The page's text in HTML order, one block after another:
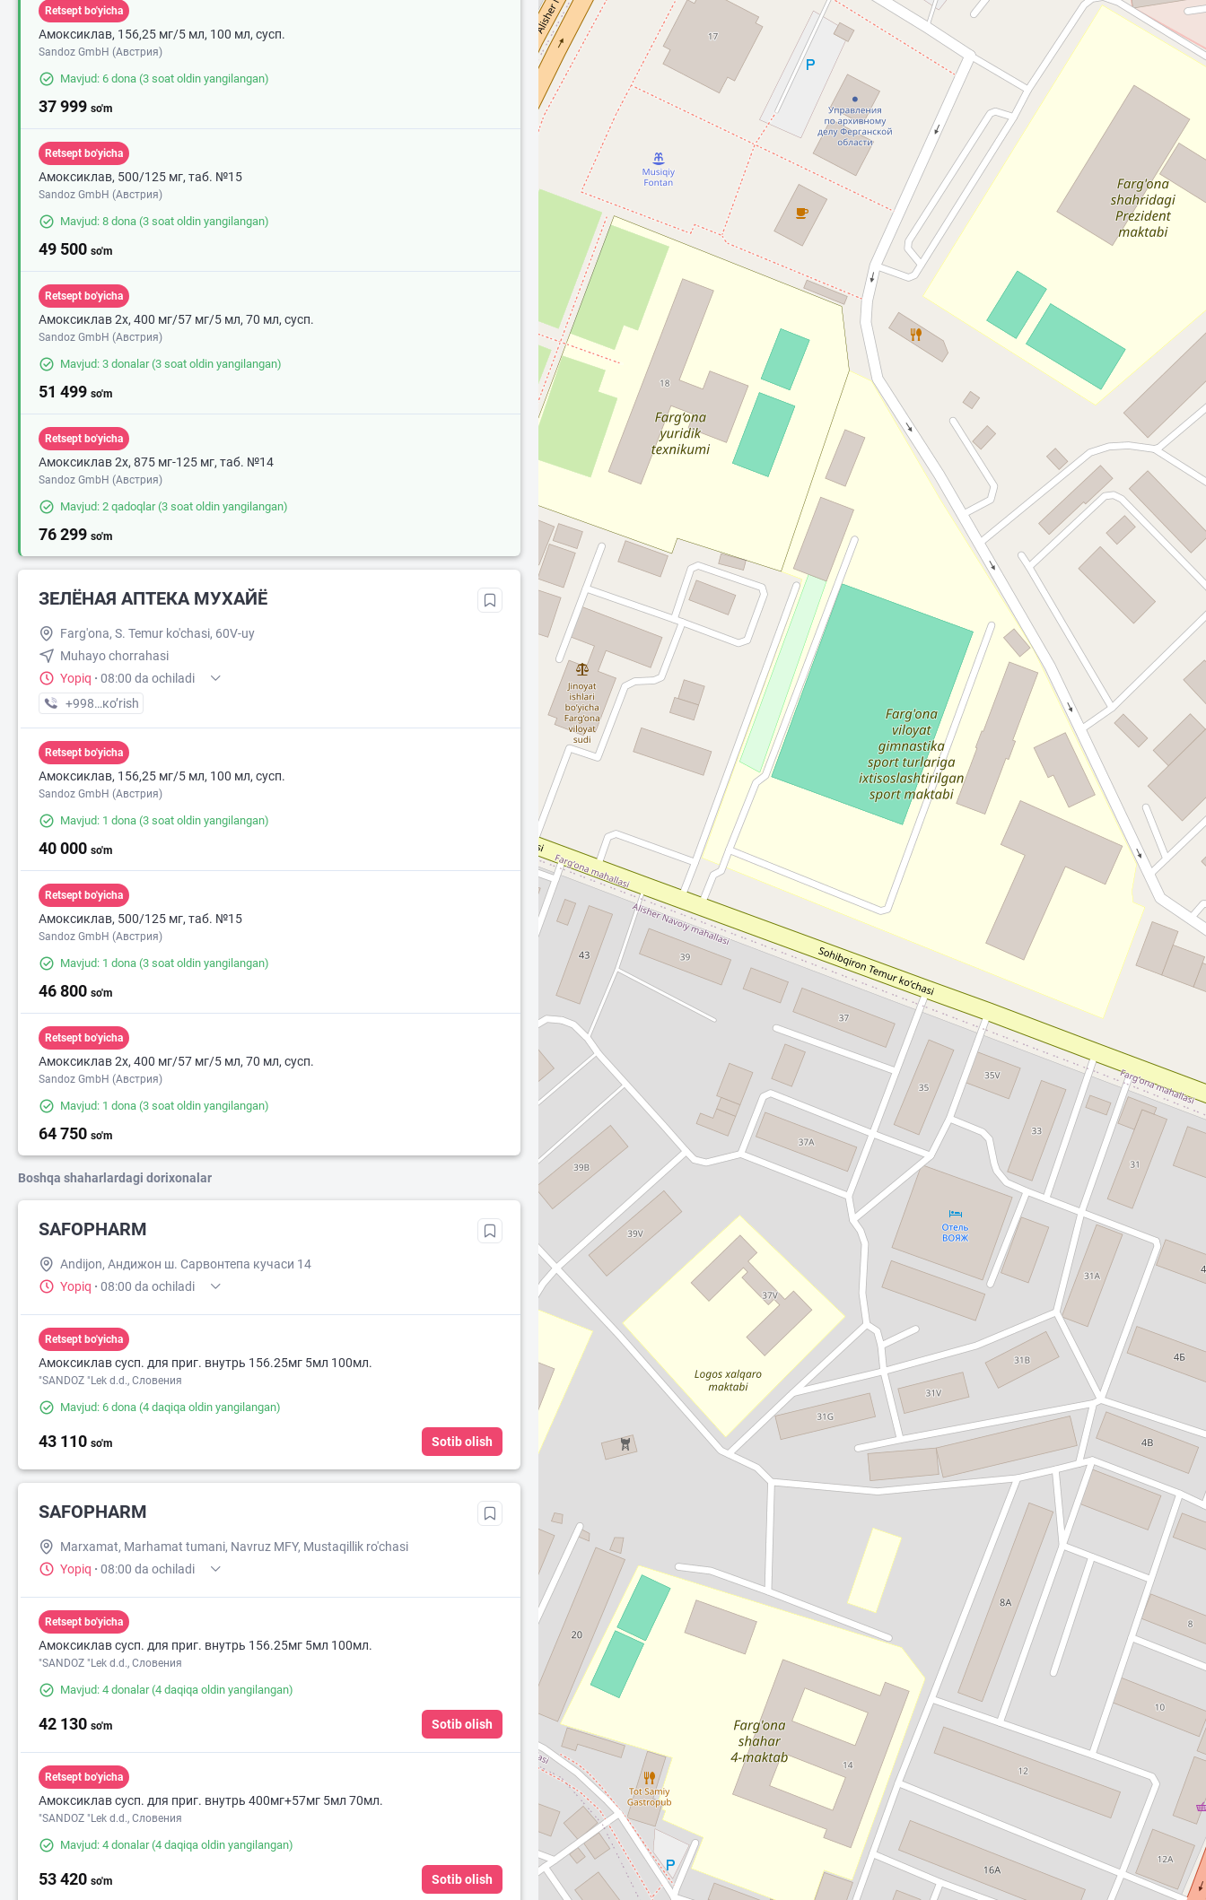
Retsept bo'yicha
Амоксиклав, 156,25 мг/5 мл, 100 мл, сусп.
Sandoz GmbH (Австрия)
Mavjud: 6 dona (3 soat oldin yangilangan)
37 999 so'm
Retsept bo'yicha
Амоксиклав, 500/125 мг, таб. №15
Sandoz GmbH (Австрия)
Mavjud: 8 dona (3 soat oldin yangilangan)
49 500 so'm
Retsept bo'yicha
Амоксиклав 2х, 400 мг/57 мг/5 мл, 70 мл, сусп.
Sandoz GmbH (Австрия)
Mavjud: 3 donalar(3 soat oldin yangilangan)
51 499 so'm
Retsept bo'yicha
Амоксиклав 2х, 875 мг-125 мг, таб. №14
Sandoz GmbH (Австрия)
Mavjud: 2 qadoqlar(3 soat oldin yangilangan)
76 299 so'm
ЗЕЛЁНАЯ АПТЕКА МУХАЙЁ
Farg'ona, S. Temur ko'chasi, 60V-uy
Muhayo chorrahasi
Yopiq · 08:00 da ochiladi
+998 (55) XXX-XX-XX
кo’rish
Retsept bo'yicha
Амоксиклав, 156,25 мг/5 мл, 100 мл, сусп.
Sandoz GmbH (Австрия)
Mavjud: 1 dona (3 soat oldin yangilangan)
40 000 so'm
Retsept bo'yicha
Амоксиклав, 500/125 мг, таб. №15
Sandoz GmbH (Австрия)
Mavjud: 1 dona (3 soat oldin yangilangan)
46 800 so'm
Retsept bo'yicha
Амоксиклав 2х, 400 мг/57 мг/5 мл, 70 мл, сусп.
Sandoz GmbH (Австрия)
Mavjud: 1 dona (3 soat oldin yangilangan)
64 750 so'm
Boshqa shaharlardagi dorixonalar
SAFOPHARM
Andijon, Андижон ш. Сарвонтепа кучаси 14
Yopiq · 08:00 da ochiladi
Retsept bo'yicha
Амоксиклав сусп. для приг. внутрь 156.25мг 5мл 100мл.
"SANDOZ "Lek d.d., Словения
Mavjud: 6 dona (4 daqiqa oldin yangilangan)
43 110 so'm Sotib olish
SAFOPHARM
Marxamat, Marhamat tumani, Navruz MFY, Mustaqillik ro'chasi
Yopiq · 08:00 da ochiladi
Retsept bo'yicha
Амоксиклав сусп. для приг. внутрь 156.25мг 5мл 100мл.
"SANDOZ "Lek d.d., Словения
Mavjud: 4 donalar(4 daqiqa oldin yangilangan)
42 130 so'm Sotib olish
Retsept bo'yicha
Амоксиклав сусп. для приг. внутрь 400мг+57мг 5мл 70мл.
"SANDOZ "Lek d.d., Словения
Mavjud: 4 donalar(4 daqiqa oldin yangilangan)
53 420 so'm Sotib olish